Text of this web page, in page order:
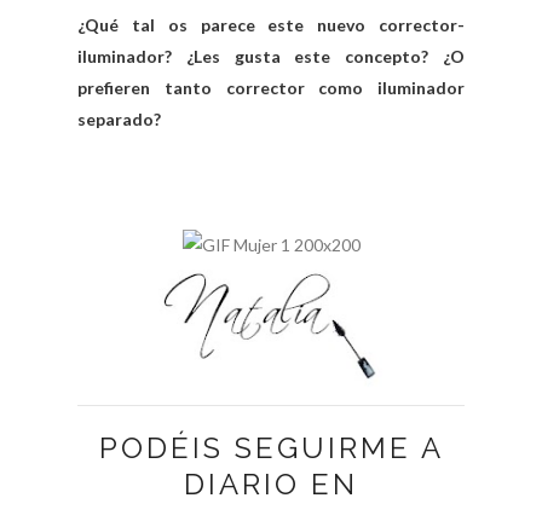
¿Qué tal os parece este nuevo corrector-
iluminador? ¿Les gusta este concepto? ¿O
prefieren tanto corrector como iluminador
separado?
PODÉIS SEGUIRME A
DIARIO EN